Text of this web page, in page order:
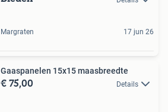
Margraten 17 jun 26
Gaaspanelen 15x15 maasbreedte
€ 75,00 Details